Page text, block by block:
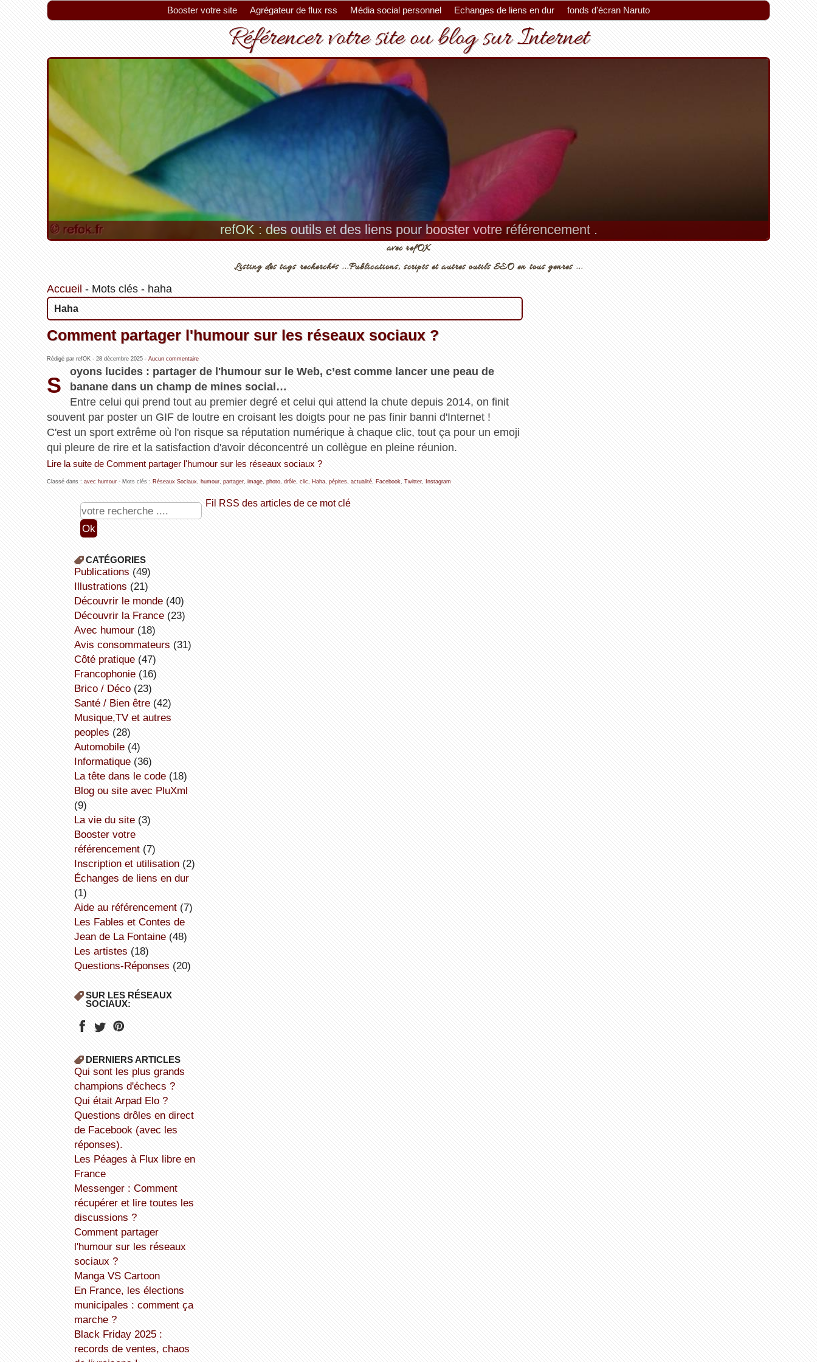
Booster votre site Agrégateur de flux rss Média social personnel Echanges de liens en dur fonds d'écran Naruto
Référencer votre site ou blog sur Internet
refOK : des outils et des liens pour booster votre référencement .
avec refOK
Listing des tags recherchés ...Publications, scripts et autres outils SEO en tous genres ...
Accueil - Mots clés- haha
Haha
Comment partager l'humour sur les réseaux sociaux ?
Rédigé par refOK - 28 décembre 2025- Aucun commentaire
S
oyons lucides : partager de l'humour sur le Web, c’est comme lancer une peau de
banane dans un champ de mines social…
Entre celui qui prend tout au premier degré et celui qui attend la chute depuis 2014, on finit
souvent par poster un GIF de loutre en croisant les doigts pour ne pas finir banni d'Internet !
C'est un sport extrême où l'on risque sa réputation numérique à chaque clic, tout ça pour un emoji
qui pleure de rire et la satisfaction d'avoir déconcentré un collègue en pleine réunion.
Lire la suite de Comment partager l'humour sur les réseaux sociaux ?
Classé dans : avec humour- Mots clés : Réseaux Sociaux, humour, partager, image, photo, drôle, clic, Haha, pépites, actualité, Facebook, Twitter, Instagram
Fil RSS des articles de ce mot clé
CATÉGORIES
publications (49)
illustrations (21)
découvrir le monde(40)
découvrir la France(23)
avec humour(18)
avis consommateurs (31)
côté pratique(47)
Francophonie(16)
Brico / Déco(23)
Santé / Bien être(42)
Musique,TV et autres
peoples (28)
Automobile(4)
informatique(36)
la tête dans le code(18)
Blog ou site avec PluXml
(9)
la vie du site(3)
booster votre
référencement(7)
inscription et utilisation(2)
échanges de liens en dur
(1)
aide au référencement(7)
Les Fables et Contes de
Jean de La Fontaine(48)
Les artistes (18)
Questions-Réponses (20)
SUR LES RÉSEAUX
SOCIAUX:
DERNIERS ARTICLES
Qui sont les plus grands
champions d'échecs ?
Qui était Arpad Elo ?
Questions drôles en direct
de Facebook (avec les
réponses).
Les Péages à Flux libre en
France
Messenger : Comment
récupérer et lire toutes les
discussions ?
Comment partager
l'humour sur les réseaux
sociaux ?
Manga VS Cartoon
En France, les élections
municipales : comment ça
marche ?
Black Friday 2025 :
records de ventes, chaos